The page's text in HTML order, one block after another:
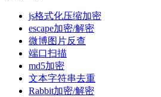
js格式化压缩加密
escape加密/解密
微博图片反查
端口扫描
md5加密
文本字符串去重
Rabbit加密/解密